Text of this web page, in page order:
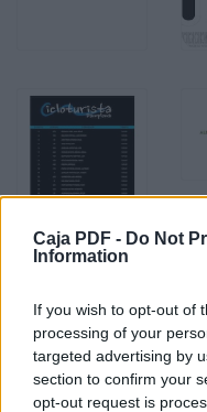
Caja PDF - Do Not
Information
If you wish to opt-out of
processing of your
targeted advertising by
section to confirm your
opt-out request is